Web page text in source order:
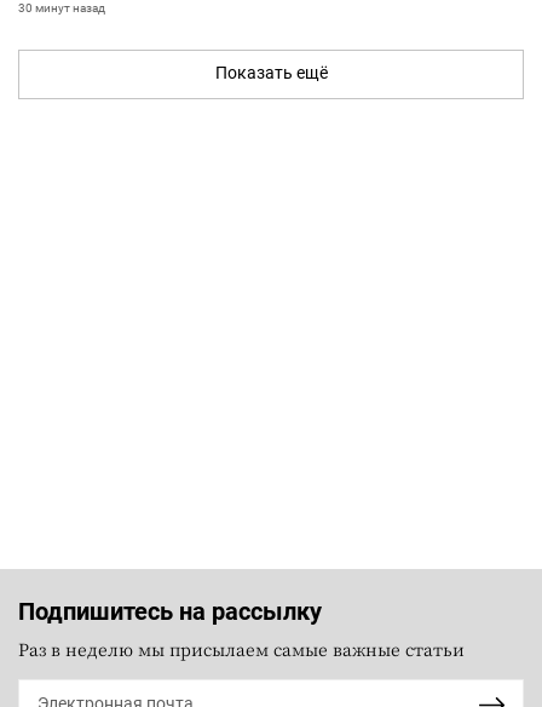
30 минут назад
Показать ещё
Подпишитесь на рассылку
Раз в неделю мы присылаем самые важные статьи